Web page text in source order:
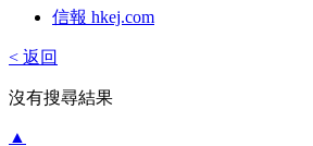
信報 hkej.com
< 返回
沒有搜尋結果
▲